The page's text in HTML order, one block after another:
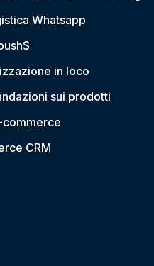
Whatsapp
S
in loco
sui prodotti
CRM